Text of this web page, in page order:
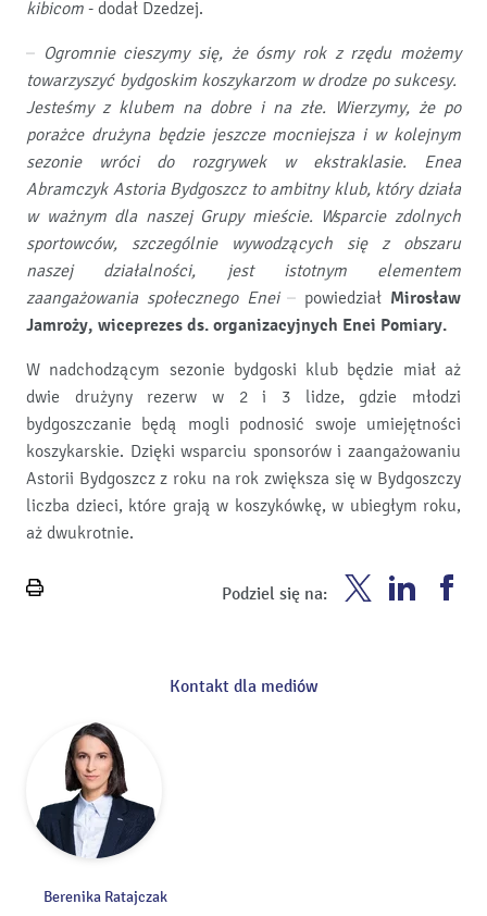
kibicom - dodał Dzedzej.
– Ogromnie cieszymy się, że ósmy rok z rzędu możemy
towarzyszyć bydgoskim koszykarzom w drodze po sukcesy.
Jesteśmy z klubem na dobre i na złe. Wierzymy, że po
porażce drużyna będzie jeszcze mocniejsza i w kolejnym
sezonie wróci do rozgrywek w ekstraklasie. Enea
Abramczyk Astoria Bydgoszcz to ambitny klub, który działa
w ważnym dla naszej Grupy mieście. Wsparcie zdolnych
sportowców, szczególnie wywodzących się z obszaru
naszej działalności, jest istotnym elementem
zaangażowania społecznego Enei– powiedział Mirosław
Jamroży, wiceprezes ds. organizacyjnych Enei Pomiary.
W nadchodzącym sezonie bydgoski klub będzie miał aż
dwie drużyny rezerw w 2 i 3 lidze, gdzie młodzi
bydgoszczanie będą mogli podnosić swoje umiejętności
koszykarskie. Dzięki wsparciu sponsorów i zaangażowaniu
Astorii Bydgoszcz z roku na rok zwiększa się w Bydgoszczy
liczba dzieci, które grają w koszykówkę, w ubiegłym roku,
aż dwukrotnie.
Wydrukuj
Podziel się na:
Enea Enea
Kontakt dla mediów
Berenika Ratajczak